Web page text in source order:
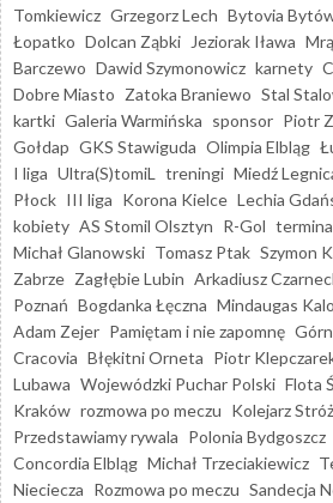
Tomkiewicz Grzegorz Lech Bytovia
Łopatko Dolcan Ząbki Jeziorak Iława
Barczewo Dawid Szymonowicz karnety
Dobre Miasto Zatoka Braniewo Stal
kartki Galeria Warmińska sponsor Piotr
Gołdap GKS Stawiguda Olimpia Elbląg
I liga Ultra(S)tomiL treningi Miedź
Płock III liga Korona Kielce Lechia
kobiety AS Stomil Olsztyn R-Gol
Michał Glanowski Tomasz Ptak Szymon
Zabrze Zagłębie Lubin Arkadiusz
Poznań Bogdanka Łęczna Mindaugas
Adam Zejer Pamiętam i nie zapomnę
Cracovia Błękitni Orneta Piotr
Lubawa Wojewódzki Puchar Polski Flota
Kraków rozmowa po meczu Kolejarz
Przedstawiamy rywala Polonia Bydgoszcz
Concordia Elbląg Michał Trzeciakiewicz
Nieciecza Rozmowa po meczu Sandecja